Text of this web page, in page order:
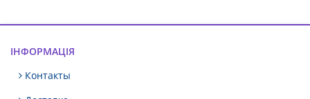
ІНФОРМАЦІЯ
Контакты